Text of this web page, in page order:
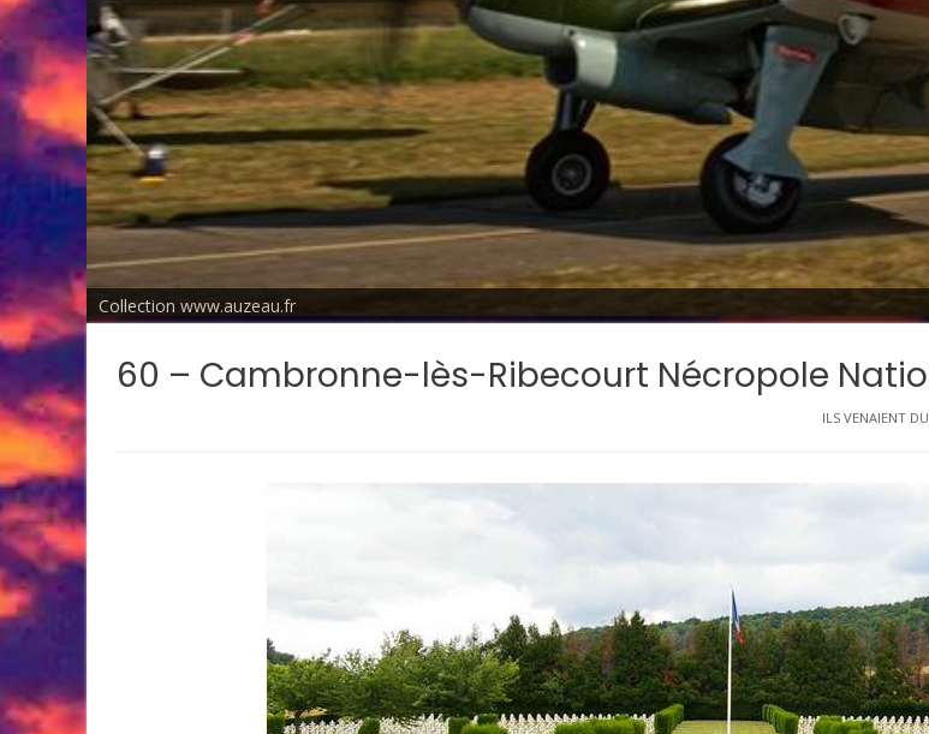
Collection www.auzeau.fr
60 – Cambronne-lès-Ribecourt Nécropole
ILS VENAIENT